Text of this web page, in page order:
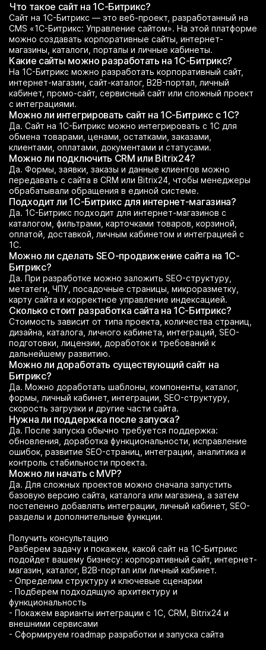
Что такое сайт на 1С-Битрикс?
Сайт на 1С-Битрикс — это веб-проект, разработанный на
CMS «1С-Битрикс: Управление сайтом». На этой платформе
можно создавать корпоративные сайты, интернет-
магазины, каталоги, порталы и личные кабинеты.
Какие сайты можно разработать на 1С-Битрикс?
На 1С-Битрикс можно разработать корпоративный сайт,
интернет-магазин, сайт-каталог, B2B-портал, личный
кабинет, промо-сайт, сервисный сайт или сложный проект
с интеграциями.
Можно ли интегрировать сайт на 1С-Битрикс с 1С?
Да. Сайт на 1С-Битрикс можно интегрировать с 1С для
обмена товарами, ценами, остатками, заказами,
клиентами, оплатами, документами и статусами.
Можно ли подключить CRM или Bitrix24?
Да. Формы, заявки, заказы и данные клиентов можно
передавать с сайта в CRM или Bitrix24, чтобы менеджеры
обрабатывали обращения в единой системе.
Подходит ли 1С-Битрикс для интернет-магазина?
Да. 1С-Битрикс подходит для интернет-магазинов с
каталогом, фильтрами, карточками товаров, корзиной,
оплатой, доставкой, личным кабинетом и интеграцией с
1С.
Можно ли сделать SEO-продвижение сайта на 1С-
Битрикс?
Да. При разработке можно заложить SEO-структуру,
метатеги, ЧПУ, посадочные страницы, микроразметку,
карту сайта и корректное управление индексацией.
Сколько стоит разработка сайта на 1С-Битрикс?
Стоимость зависит от типа проекта, количества страниц,
дизайна, каталога, личного кабинета, интеграций, SEO-
подготовки, лицензии, доработок и требований к
дальнейшему развитию.
Можно ли доработать существующий сайт на
Битрикс?
Да. Можно доработать шаблоны, компоненты, каталог,
формы, личный кабинет, интеграции, SEO-структуру,
скорость загрузки и другие части сайта.
Нужна ли поддержка после запуска?
Да. После запуска обычно требуется поддержка:
обновления, доработка функциональности, исправление
ошибок, развитие SEO-страниц, интеграции, аналитика и
контроль стабильности проекта.
Можно ли начать с MVP?
Да. Для сложных проектов можно сначала запустить
базовую версию сайта, каталога или магазина, а затем
постепенно добавлять интеграции, личный кабинет, SEO-
разделы и дополнительные функции.
Получить консультацию
Разберем задачу и покажем, какой сайт на 1С-Битрикс
подойдет вашему бизнесу: корпоративный сайт, интернет-
магазин, каталог, B2B-портал или личный кабинет.
- Определим структуру и ключевые сценарии
- Подберем подходящую архитектуру и
функциональность
- Покажем варианты интеграции с 1С, CRM, Bitrix24 и
внешними сервисами
- Сформируем roadmap разработки и запуска сайта